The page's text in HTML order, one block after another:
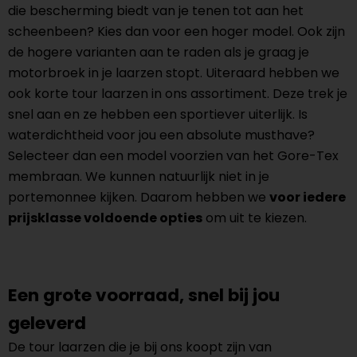
die bescherming biedt van je tenen tot aan het
scheenbeen? Kies dan voor een hoger model. Ook zijn
de hogere varianten aan te raden als je graag je
motorbroek in je laarzen stopt. Uiteraard hebben we
ook korte tour laarzen in ons assortiment. Deze trek je
snel aan en ze hebben een sportiever uiterlijk. Is
waterdichtheid voor jou een absolute musthave?
Selecteer dan een model voorzien van het Gore-Tex
membraan. We kunnen natuurlijk niet in je
portemonnee kijken. Daarom hebben we voor iedere
prijsklasse voldoende opties om uit te kiezen.
Een grote voorraad, snel bij jou
geleverd
De tour laarzen die je bij ons koopt zijn van